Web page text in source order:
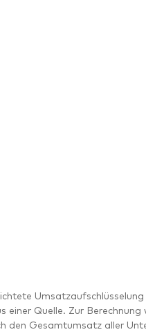
einer Quelle. Zur
den Gesamtumsatz aller